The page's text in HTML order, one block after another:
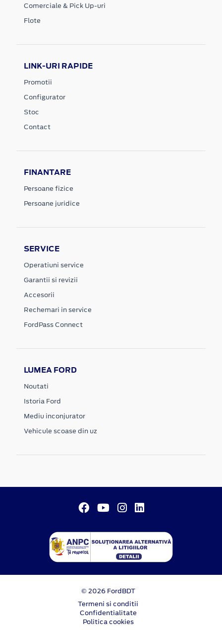
Comerciale & Pick Up-uri
Flote
LINK-URI RAPIDE
Promotii
Configurator
Stoc
Contact
FINANTARE
Persoane fizice
Persoane juridice
SERVICE
Operatiuni service
Garantii si revizii
Accesorii
Rechemari in service
FordPass Connect
LUMEA FORD
Noutati
Istoria Ford
Mediu inconjurator
Vehicule scoase din uz
© 2026 FordBDT
Termeni si conditii
Confidentialitate
Politica cookies